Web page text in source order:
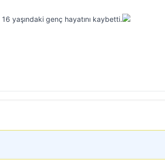
yaşındaki genç hayatını kaybetti.